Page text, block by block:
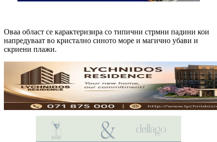
Оваа област се карактеризира со типични стрмни падини кои
напредуваат во кристално синото море и магично убави и
скриени плажи.